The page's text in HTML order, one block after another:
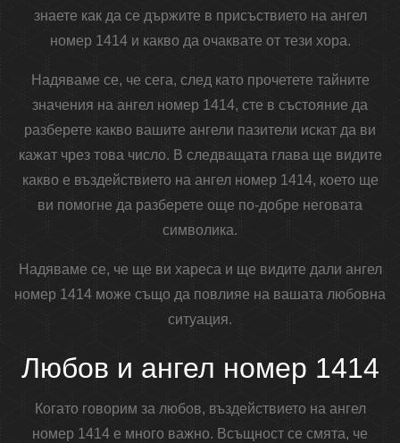
знаете как да се държите в присъствието на ангел
номер 1414 и какво да очаквате от тези хора.
Надяваме се, че сега, след като прочетете тайните
значения на ангел номер 1414, сте в състояние да
разберете какво вашите ангели пазители искат да ви
кажат чрез това число. В следващата глава ще видите
какво е въздействието на ангел номер 1414, което ще
ви помогне да разберете още по-добре неговата
символика.
Надяваме се, че ще ви хареса и ще видите дали ангел
номер 1414 може също да повлияе на вашата любовна
ситуация.
Любов и ангел номер 1414
Когато говорим за любов, въздействието на ангел
номер 1414 е много важно. Всъщност се смята, че